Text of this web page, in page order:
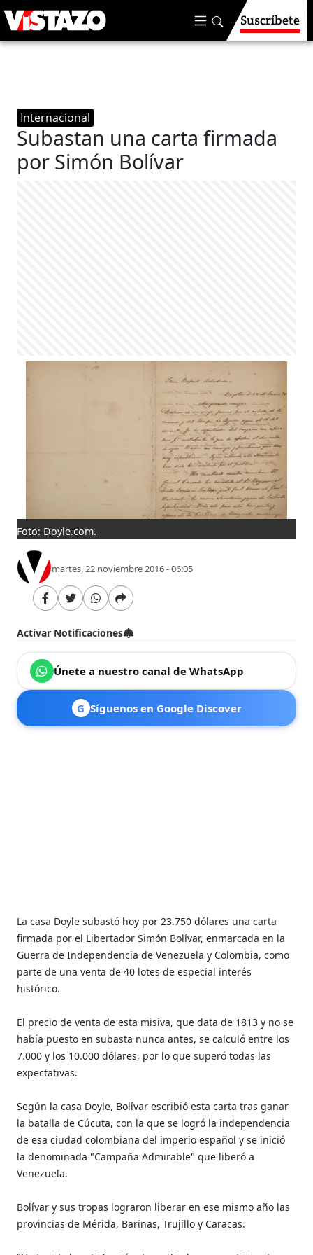
Suscríbete
Internacional
Subastan una carta firmada
por Simón Bolívar
Foto: Doyle.com.
martes, 22 noviembre 2016 - 06:05
Activar Notificaciones
Únete a nuestro canal de WhatsApp
G Síguenos en Google Discover
La casa Doyle subastó hoy por 23.750 dólares una carta
firmada por el Libertador Simón Bolívar, enmarcada en la
Guerra de Independencia de Venezuela y Colombia, como
parte de una venta de 40 lotes de especial interés
histórico.
El precio de venta de esta misiva, que data de 1813 y no se
había puesto en subasta nunca antes, se calculó entre los
7.000 y los 10.000 dólares, por lo que superó todas las
expectativas.
Según la casa Doyle, Bolívar escribió esta carta tras ganar
la batalla de Cúcuta, con la que se logró la independencia
de esa ciudad colombiana del imperio español y se inició
la denominada "Campaña Admirable" que liberó a
Venezuela.
Bolívar y sus tropas lograron liberar en ese mismo año las
provincias de Mérida, Barinas, Trujillo y Caracas.